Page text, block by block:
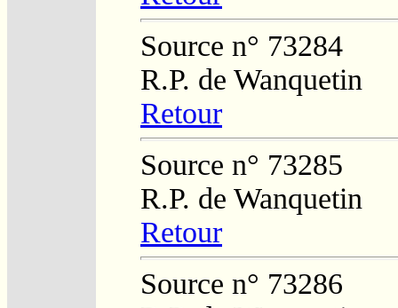
Source n° 73284
R.P. de Wanquetin
Retour
Source n° 73285
R.P. de Wanquetin
Retour
Source n° 73286